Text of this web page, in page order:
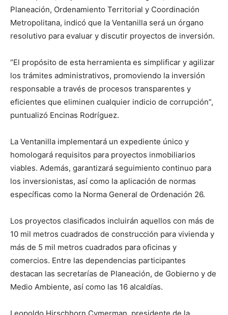
Planeación, Ordenamiento Territorial y Coordinación
Metropolitana, indicó que la Ventanilla será un órgano
resolutivo para evaluar y discutir proyectos de inversión.
“El propósito de esta herramienta es simplificar y agilizar
los trámites administrativos, promoviendo la inversión
responsable a través de procesos transparentes y
eficientes que eliminen cualquier indicio de corrupción”,
puntualizó Encinas Rodríguez.
La Ventanilla implementará un expediente único y
homologará requisitos para proyectos inmobiliarios
viables. Además, garantizará seguimiento continuo para
los inversionistas, así como la aplicación de normas
específicas como la Norma General de Ordenación 26.
Los proyectos clasificados incluirán aquellos con más de
10 mil metros cuadrados de construcción para vivienda y
más de 5 mil metros cuadrados para oficinas y
comercios. Entre las dependencias participantes
destacan las secretarías de Planeación, de Gobierno y de
Medio Ambiente, así como las 16 alcaldías.